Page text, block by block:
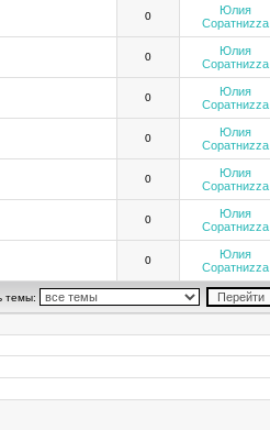
0
Юлия
Соратниzza
0
Юлия
Соратниzza
0
Юлия
Соратниzza
0
Юлия
Соратниzza
0
Юлия
Соратниzza
0
Юлия
Соратниzza
0
Юлия
Соратниzza
темы: